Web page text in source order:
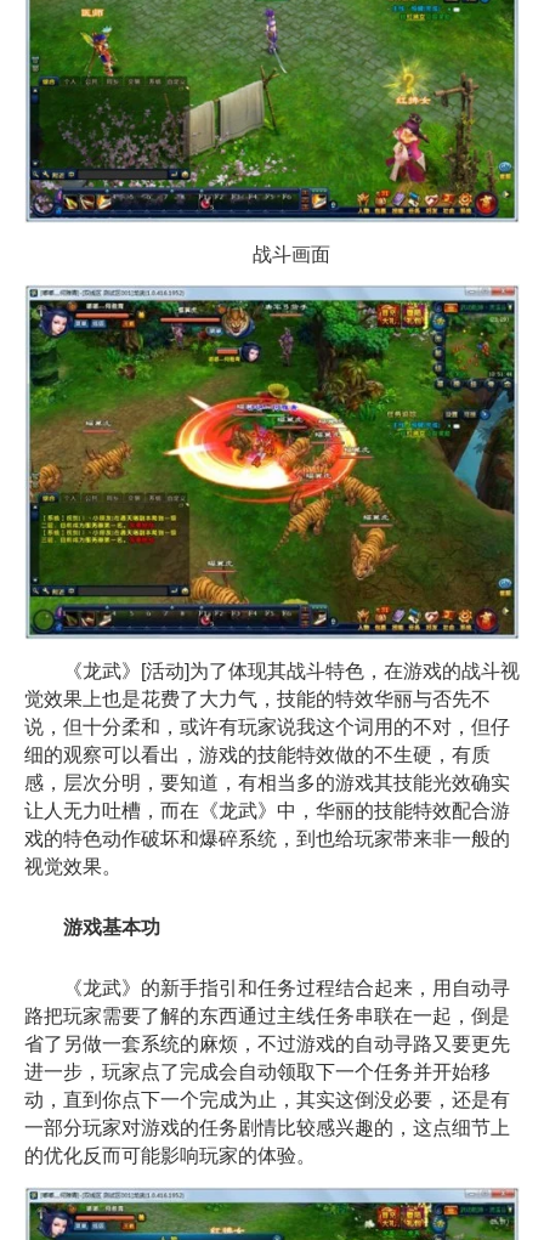
战斗画面
《龙武》[活动]为了体现其战斗特色，在游戏的战斗视
觉效果上也是花费了大力气，技能的特效华丽与否先不
说，但十分柔和，或许有玩家说我这个词用的不对，但仔
细的观察可以看出，游戏的技能特效做的不生硬，有质
感，层次分明，要知道，有相当多的游戏其技能光效确实
让人无力吐槽，而在《龙武》中，华丽的技能特效配合游
戏的特色动作破坏和爆碎系统，到也给玩家带来非一般的
视觉效果。
游戏基本功
《龙武》的新手指引和任务过程结合起来，用自动寻
路把玩家需要了解的东西通过主线任务串联在一起，倒是
省了另做一套系统的麻烦，不过游戏的自动寻路又要更先
进一步，玩家点了完成会自动领取下一个任务并开始移
动，直到你点下一个完成为止，其实这倒没必要，还是有
一部分玩家对游戏的任务剧情比较感兴趣的，这点细节上
的优化反而可能影响玩家的体验。